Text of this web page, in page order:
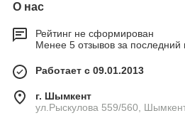
О нас
Рейтинг не сформирован
Менее 5 отзывов за последний
Работает с 09.01.2013
г. Шымкент
ул.Рыскулова 559/560,